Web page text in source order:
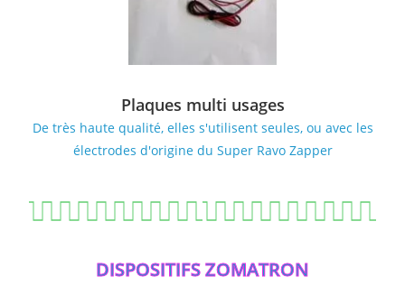
Plaques multi usages
De très haute qualité, elles s'utilisent seules, ou avec les
électrodes d'origine du Super Ravo Zapper
DISPOSITIFS ZOMATRON